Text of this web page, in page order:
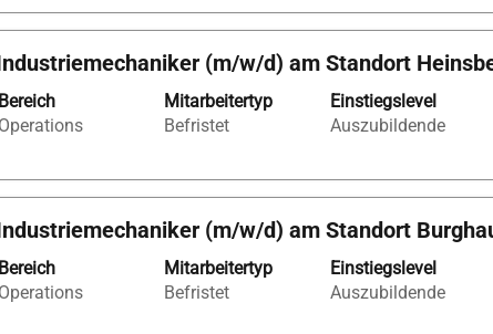
(m/w/d) am Standort
Bereich
Operations
Mitarbeitertyp
Befristet
Einstiegslevel
Auszubildende
(m/w/d) am Standort
Bereich
Operations
Mitarbeitertyp
Befristet
Einstiegslevel
Auszubildende